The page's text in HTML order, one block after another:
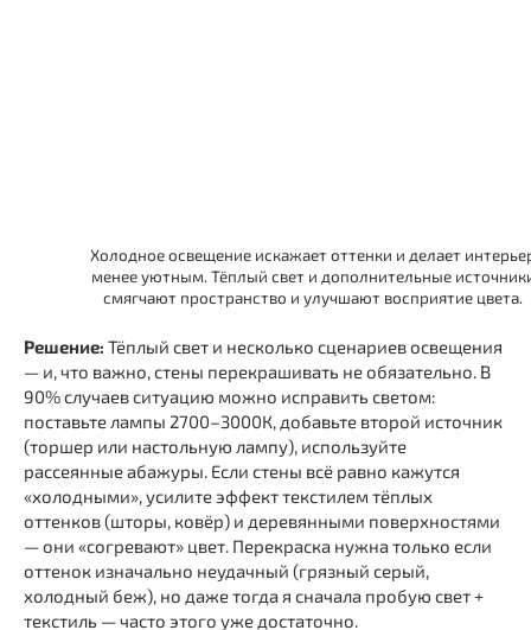
Холодное освещение искажает оттенки и делает
менее уютным. Тёплый свет и дополнительные
смягчают пространство и улучшают восприятие цвета.
Решение: Тёплый свет и несколько сценариев освещения
— и, что важно, стены перекрашивать не обязательно. В
90% случаев ситуацию можно исправить светом:
поставьте лампы 2700–3000К, добавьте второй источник
(торшер или настольную лампу), используйте
рассеянные абажуры. Если стены всё равно кажутся
«холодными», усилите эффект текстилем тёплых
оттенков (шторы, ковёр) и деревянными поверхностями
— они «согревают» цвет. Перекраска нужна только если
оттенок изначально неудачный (грязный серый,
холодный беж), но даже тогда я сначала пробую свет +
текстиль — часто этого уже достаточно.